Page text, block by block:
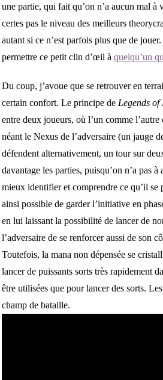
une partie, qui fait qu’on n’a aucun mal à
certes pas le niveau des meilleurs
autant si ce n’est parfois plus que de
permettre ce petit clin d’œil à quelqu’un
Du coup, j’avoue que se retrouver en
certain confort. Le principe de Legends of
entre deux joueurs, où l’un comme
néant le Nexus de l’adversaire (un jauge
défendent alternativement, un tour sur
davantage les parties, puisqu’on n’a pas
mieux identifier et comprendre ce qu’il se
ainsi possible de garder l’initiative en
en lui laissant la possibilité de lancer de
l’adversaire de se renforcer aussi de son
Toutefois, la mana non dépensée se
lancer de puissants sorts très rapidement
être utilisées que pour lancer des sorts.
champ de bataille.